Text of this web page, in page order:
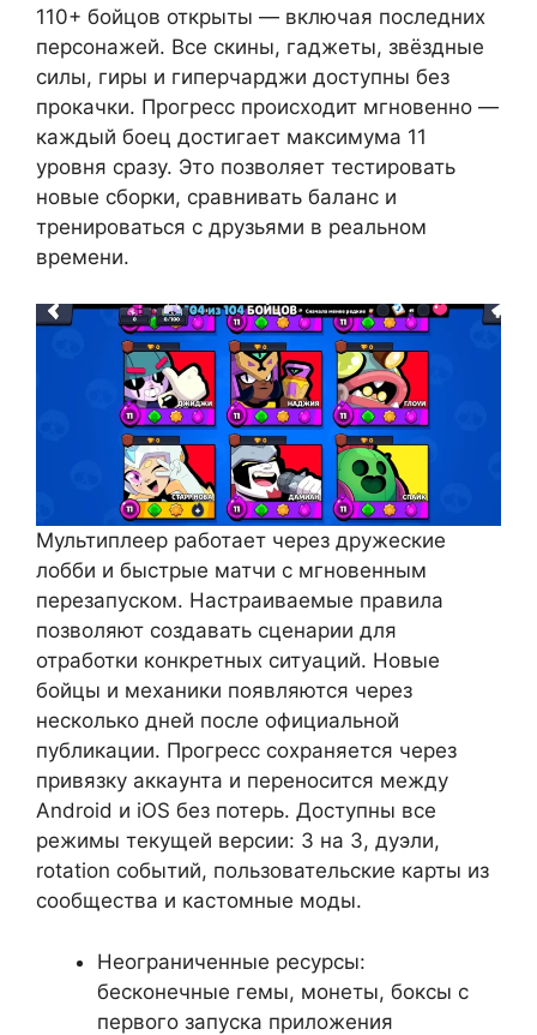
110+ бойцов открыты — включая последних
персонажей. Все скины, гаджеты, звёздные
силы, гиры и гиперчарджи доступны без
прокачки. Прогресс происходит мгновенно —
каждый боец достигает максимума 11
уровня сразу. Это позволяет тестировать
новые сборки, сравнивать баланс и
тренироваться с друзьями в реальном
времени.
Мультиплеер работает через дружеские
лобби и быстрые матчи с мгновенным
перезапуском. Настраиваемые правила
позволяют создавать сценарии для
отработки конкретных ситуаций. Новые
бойцы и механики появляются через
несколько дней после официальной
публикации. Прогресс сохраняется через
привязку аккаунта и переносится между
Android и iOS без потерь. Доступны все
режимы текущей версии: 3 на 3, дуэли,
rotation событий, пользовательские карты из
сообщества и кастомные моды.
Неограниченные ресурсы:
бесконечные гемы, монеты, боксы с
первого запуска приложения